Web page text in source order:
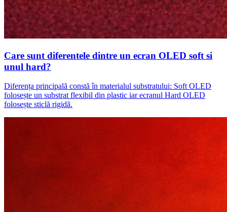
Care sunt diferentele dintre un ecran OLED soft si
unul hard?
Diferența principală constă în materialul substratului: Soft OLED
folosește un substrat flexibil din plastic iar ecranul Hard OLED
folosește sticlă rigidă.